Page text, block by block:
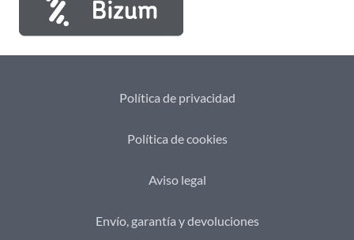
Política de privacidad
Política de cookies
Aviso legal
Envío, garantía y devoluciones